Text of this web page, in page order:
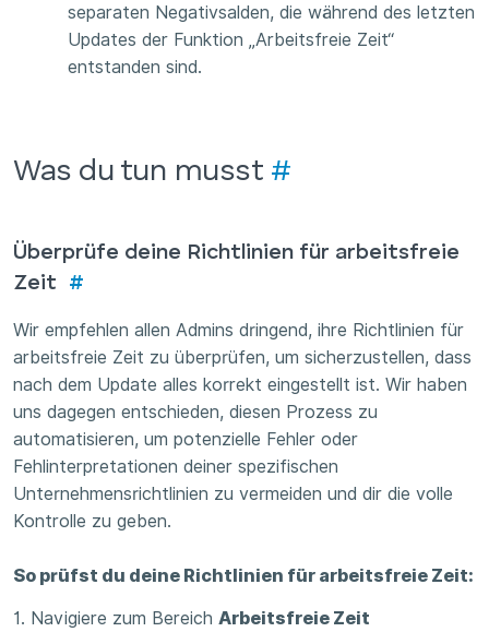
separaten Negativsalden, die während des letzten
Updates der Funktion „Arbeitsfreie Zeit“
entstanden sind.
Was du tun musst #
Überprüfe deine Richtlinien für arbeitsfreie
Zeit #
Wir empfehlen allen Admins dringend, ihre Richtlinien für
arbeitsfreie Zeit zu überprüfen, um sicherzustellen, dass
nach dem Update alles korrekt eingestellt ist. Wir haben
uns dagegen entschieden, diesen Prozess zu
automatisieren, um potenzielle Fehler oder
Fehlinterpretationen deiner spezifischen
Unternehmensrichtlinien zu vermeiden und dir die volle
Kontrolle zu geben.
So prüfst du deine Richtlinien für arbeitsfreie Zeit:
1. Navigiere zum Bereich Arbeitsfreie Zeit